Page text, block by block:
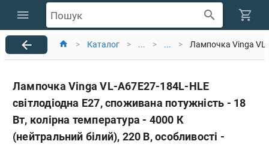
Пошук
> Каталог > ... > ... > Лампочка Vinga VL-
Лампочка Vinga VL-A67E27-184L-HLE
світлодіодна Е27, споживана потужність - 18
Вт, колірна температура - 4000 К
(нейтральний білий), 220 В, особливості -